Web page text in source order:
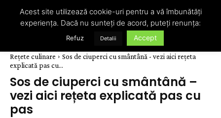
Rețete culinare
Sos de ciuperci cu smântână - vezi aici rețeta
explicată pas cu...
Sos de ciuperci cu smântână –
vezi aici rețeta explicată pas cu
pas
Acest site utilizează cookie-uri pentru a vă îmbunătăți
experiența. Dacă nu sunteți de acord, puteți renunța:
Refuz Detalii Accept